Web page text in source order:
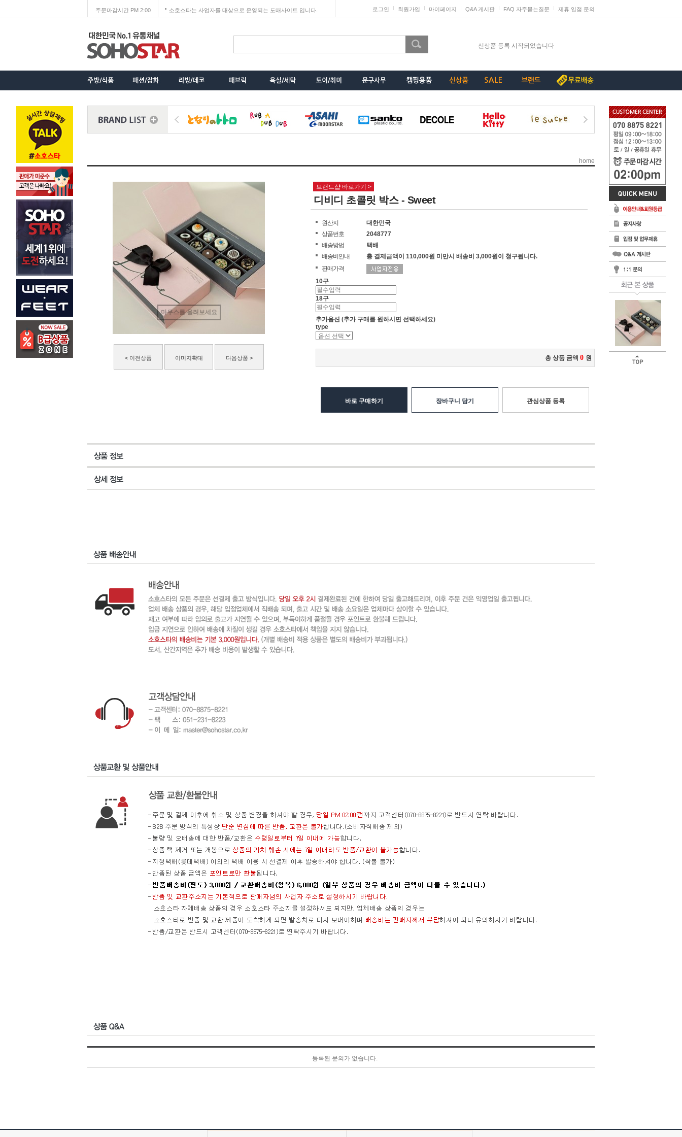
주문마감시간 PM 2:00 소호스타는 사업자를 대상으로 운영되는 도매사이트 입니다. 로그인 회원가입 마이페이지 Q&A 게시판 FAQ 자주묻는질문 제휴 입점 문의
[중요+긴급]특허침해 상품에 대한 삭제요청
발렌타인데이 판매 미리 준비하세요
단종리스트_가구류
home
마우스를 올려보세요
< 이전상품 이미지확대 다음상품 >
브랜드샵 바로가기 >
디비디 초콜릿 박스 - Sweet
원산지
대한민국
상품번호
2048777
배송방법
택배
배송비안내
총 결제금액이 110,000원 미만시 배송비 3,000원이 청구됩니다.
판매가격
10구
18구
추가옵션 (추가 구매를 원하시면 선택하세요)
type
총 상품 금액 0 원
바로 구매하기 장바구니 담기 관심상품 등록
등록된 문의가 없습니다.